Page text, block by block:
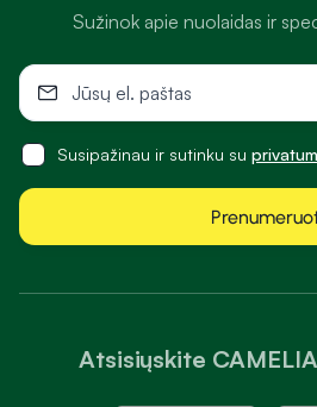
Atsisiųskite
Sužinok apie nuolaidas ir
Susipažinau ir sutinku su